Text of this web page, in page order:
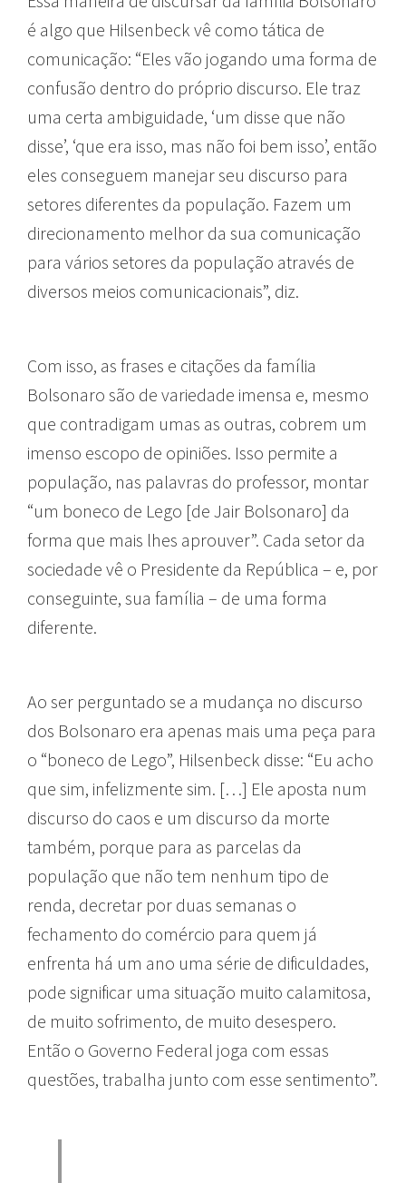
é algo que Hilsenbeck vê como tática de
comunicação: “Eles vão jogando uma forma de
confusão dentro do próprio discurso. Ele traz
uma certa ambiguidade, ‘um disse que não
disse’, ‘que era isso, mas não foi bem isso’, então
eles conseguem manejar seu discurso para
setores diferentes da população. Fazem um
direcionamento melhor da sua comunicação
para vários setores da população através de
diversos meios comunicacionais”, diz.
Com isso, as frases e citações da família
Bolsonaro são de variedade imensa e, mesmo
que contradigam umas as outras, cobrem um
imenso escopo de opiniões. Isso permite a
população, nas palavras do professor, montar
“um boneco de Lego [de Jair Bolsonaro] da
forma que mais lhes aprouver”. Cada setor da
sociedade vê o Presidente da República – e, por
conseguinte, sua família – de uma forma
diferente.
Ao ser perguntado se a mudança no discurso
dos Bolsonaro era apenas mais uma peça para
o “boneco de Lego”, Hilsenbeck disse: “Eu acho
que sim, infelizmente sim. […] Ele aposta num
discurso do caos e um discurso da morte
também, porque para as parcelas da
população que não tem nenhum tipo de
renda, decretar por duas semanas o
fechamento do comércio para quem já
enfrenta há um ano uma série de dificuldades,
pode significar uma situação muito calamitosa,
de muito sofrimento, de muito desespero.
Então o Governo Federal joga com essas
questões, trabalha junto com esse sentimento”.